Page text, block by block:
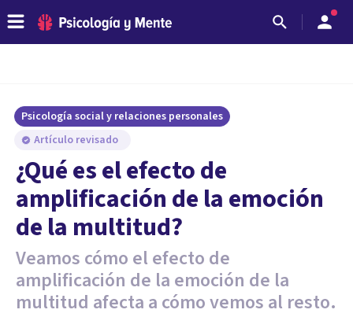
Psicología social y relaciones personales
Artículo revisado
¿Qué es el efecto de
amplificación de la emoción
de la multitud?
Veamos cómo el efecto de
amplificación de la emoción de la
multitud afecta a cómo vemos al resto.